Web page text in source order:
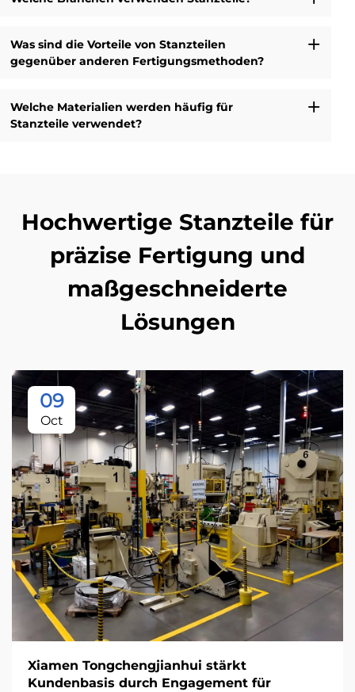
Was sind die Vorteile von Stanzteilen
gegenüber anderen Fertigungsmethoden?
Welche Materialien werden häufig für
Stanzteile verwendet?
Hochwertige Stanzteile für
präzise Fertigung und
maßgeschneiderte
Lösungen
09
Oct
Xiamen Tongchengjianhui stärkt
Kundenbasis durch Engagement für